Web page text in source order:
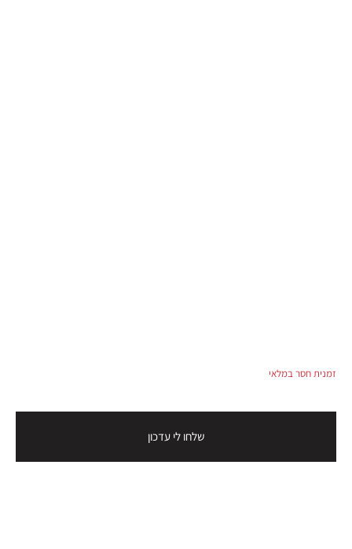
זמנית חסר במלאי
שלחו לי עדכון